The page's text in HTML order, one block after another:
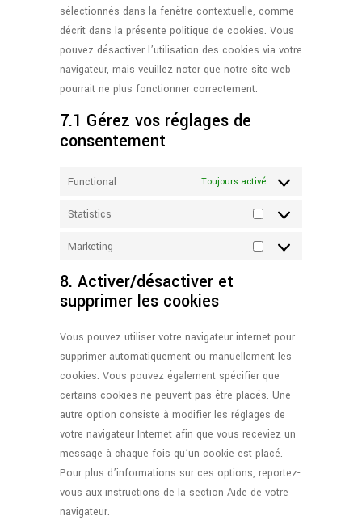
sélectionnés dans la fenêtre contextuelle, comme
décrit dans la présente politique de cookies. Vous
pouvez désactiver l’utilisation des cookies via votre
navigateur, mais veuillez noter que notre site web
pourrait ne plus fonctionner correctement.
7.1 Gérez vos réglages de
consentement
Functional Toujours activé
Statistics
Statistics
Marketing
Marketing
8. Activer/désactiver et
supprimer les cookies
Vous pouvez utiliser votre navigateur internet pour
supprimer automatiquement ou manuellement les
cookies. Vous pouvez également spécifier que
certains cookies ne peuvent pas être placés. Une
autre option consiste à modifier les réglages de
votre navigateur Internet afin que vous receviez un
message à chaque fois qu’un cookie est placé.
Pour plus d’informations sur ces options, reportez-
vous aux instructions de la section Aide de votre
navigateur.